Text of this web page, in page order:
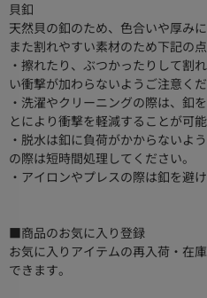
貝釦
天然貝の釦のため、色合いや厚み
また割れやすい素材のため下記の
・擦れたり、ぶつかったりして割
い衝撃が加わらないようご注意くだ
・洗濯やクリーニングの際は、釦
とにより衝撃を軽減することが可能
・脱水は釦に負荷がかからないよ
の際は短時間処理してください。
・アイロンやプレスの際は釦を避
■商品のお気に入り登録
お気に入りアイテムの再入荷・在
できます。